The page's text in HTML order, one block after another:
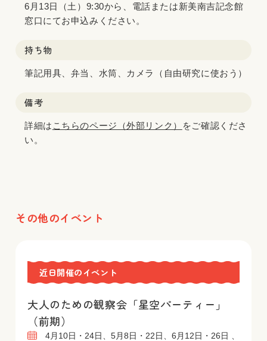
6月13日（土）9:30から、電話または新美南吉記念館
窓口にてお申込みください。
持ち物
筆記用具、弁当、水筒、カメラ（自由研究に使おう）
備考
詳細は こちらのページ（外部リンク）
をご確認くださ
い。
その他のイベント
近日開催のイベント
大人のための観察会「星空パーティー」
（前期）
4月10日・24日、5月8日・22日、6月12日・26日 、